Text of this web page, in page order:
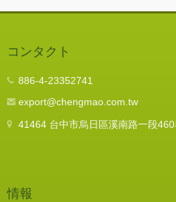
コンタクト
886-4-23352741
export@chengmao.com.tw
41464 台中市烏日區溪南路一段
情報